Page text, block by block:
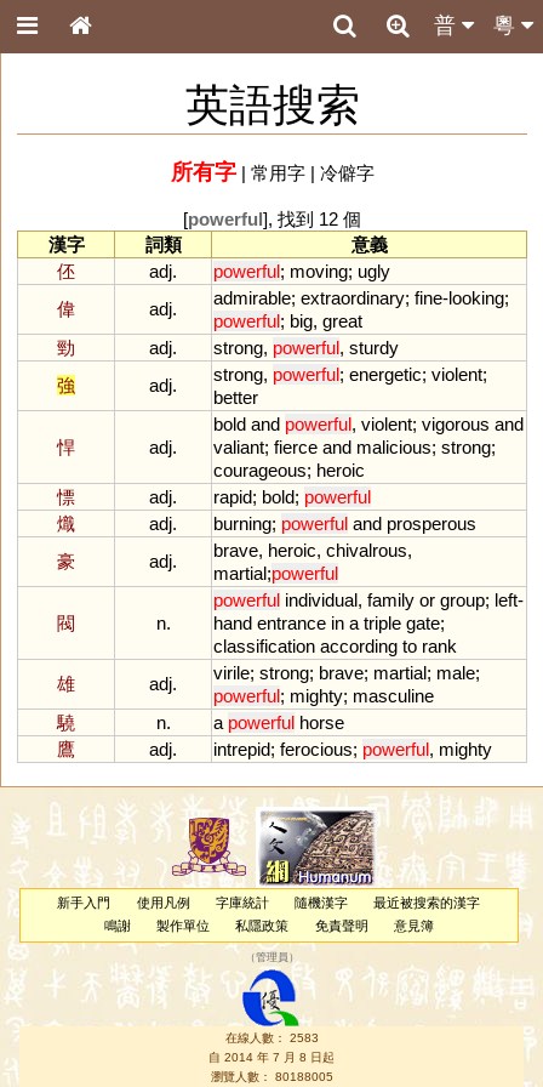
粵
普
英語搜索
所有字| 常用字| 冷僻字
[powerful], 找到 12 個
漢字
詞類
意義
伾
adj. powerful; moving; ugly
偉
adj.
admirable; extraordinary; fine-looking;
powerful; big, great
勁
adj. strong, powerful, sturdy
強
adj.
strong, powerful; energetic; violent;
better
悍 adj.
bold and powerful, violent; vigorous and
valiant; fierce and malicious; strong;
courageous; heroic
慓
adj. rapid; bold; powerful
熾
adj. burning; powerful and prosperous
豪
adj.
brave, heroic, chivalrous,
martial;powerful
閥 n.
powerful individual, family or group; left-
hand entrance in a triple gate;
classification according to rank
雄
adj.
virile; strong; brave; martial; male;
powerful; mighty; masculine
驍
n. a powerful horse
鷹
adj. intrepid; ferocious; powerful, mighty
新手入門 使用凡例 字庫統計 隨機漢字
最近被搜索的漢字
鳴謝
製作單位 私隱政策 免責聲明 意見簿
（管理員 ）
在線人數： 2583
自 2014 年 7 月 8 日起
瀏覽人數： 80188005